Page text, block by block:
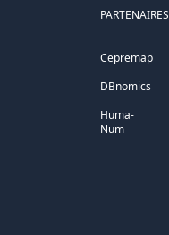
PARTENAIRES
Cepremap
DBnomics
Huma-
Num